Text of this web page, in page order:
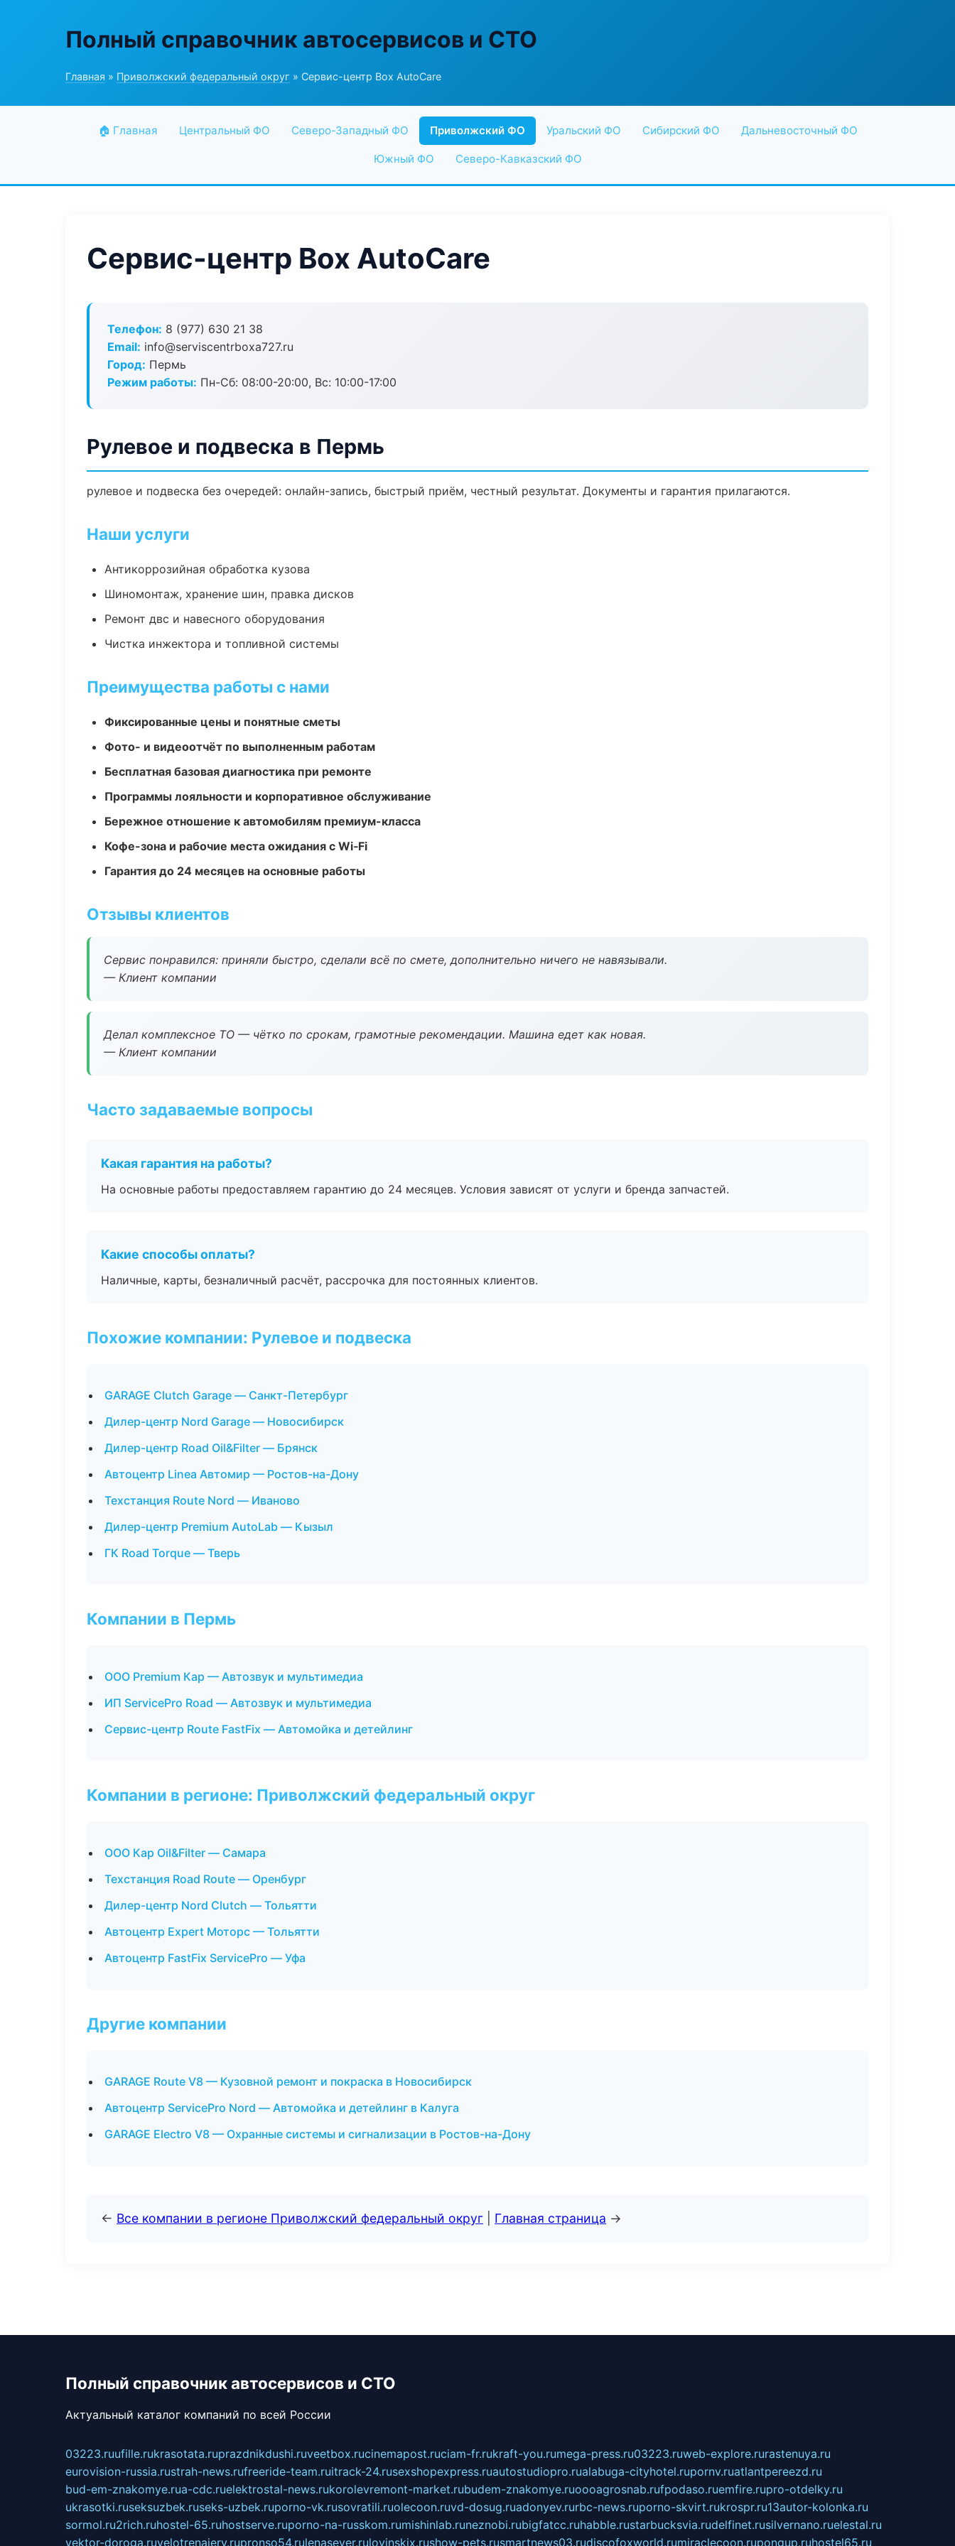
Полный справочник автосервисов и СТО
Главная » Приволжский федеральный округ » Сервис-центр Box AutoCare
🏠 Главная Центральный ФО Северо-Западный ФО Приволжский ФО Уральский ФО Сибирский ФО Дальневосточный ФО
Южный ФО Северо-Кавказский ФО
Сервис-центр Box AutoCare
Телефон: 8 (977) 630 21 38
Email: info@serviscentrboxa727.ru
Город: Пермь
Режим работы: Пн-Сб: 08:00-20:00, Вс: 10:00-17:00
Рулевое и подвеска в Пермь
рулевое и подвеска без очередей: онлайн-запись, быстрый приём, честный результат. Документы и гарантия прилагаются.
Наши услуги
Антикоррозийная обработка кузова
Шиномонтаж, хранение шин, правка дисков
Ремонт двс и навесного оборудования
Чистка инжектора и топливной системы
Преимущества работы с нами
Фиксированные цены и понятные сметы
Фото- и видеоотчёт по выполненным работам
Бесплатная базовая диагностика при ремонте
Программы лояльности и корпоративное обслуживание
Бережное отношение к автомобилям премиум-класса
Кофе-зона и рабочие места ожидания с Wi‑Fi
Гарантия до 24 месяцев на основные работы
Отзывы клиентов
Сервис понравился: приняли быстро, сделали всё по смете, дополнительно ничего не навязывали.
— Клиент компании
Делал комплексное ТО — чётко по срокам, грамотные рекомендации. Машина едет как новая.
— Клиент компании
Часто задаваемые вопросы
Какая гарантия на работы?
На основные работы предоставляем гарантию до 24 месяцев. Условия зависят от услуги и бренда запчастей.
Какие способы оплаты?
Наличные, карты, безналичный расчёт, рассрочка для постоянных клиентов.
Похожие компании: Рулевое и подвеска
GARAGE Clutch Garage — Санкт-Петербург
Дилер-центр Nord Garage — Новосибирск
Дилер-центр Road Oil&Filter — Брянск
Автоцентр Linea Автомир — Ростов-на-Дону
Техстанция Route Nord — Иваново
Дилер-центр Premium AutoLab — Кызыл
ГК Road Torque — Тверь
Компании в Пермь
ООО Premium Кар — Автозвук и мультимедиа
ИП ServicePro Road — Автозвук и мультимедиа
Сервис-центр Route FastFix — Автомойка и детейлинг
Компании в регионе: Приволжский федеральный округ
ООО Кар Oil&Filter — Самара
Техстанция Road Route — Оренбург
Дилер-центр Nord Clutch — Тольятти
Автоцентр Expert Моторс — Тольятти
Автоцентр FastFix ServicePro — Уфа
Другие компании
GARAGE Route V8 — Кузовной ремонт и покраска в Новосибирск
Автоцентр ServicePro Nord — Автомойка и детейлинг в Калуга
GARAGE Electro V8 — Охранные системы и сигнализации в Ростов-на-Дону
← Все компании в регионе Приволжский федеральный округ Главная страница →
Полный справочник автосервисов и СТО
Актуальный каталог компаний по всей России
03223.ruufille.rukrasotata.ruprazdnikdushi.ruveetbox.rucinemapost.ruciam-fr.rukraft-you.rumega-press.ru03223.ruweb-explore.rurastenuya.ru
eurovision-russia.rustrah-news.rufreeride-team.ruitrack-24.rusexshopexpress.ruautostudiopro.rualabuga-cityhotel.rupornv.ruatlantpereezd.ru
bud-em-znakomye.rua-cdc.ruelektrostal-news.rukorolevremont-market.rubudem-znakomye.ruoooagrosnab.rufpodaso.ruemfire.rupro-otdelky.ru
ukrasotki.ruseksuzbek.ruseks-uzbek.ruporno-vk.rusovratili.ruolecoon.ruvd-dosug.ruadonyev.rurbc-news.ruporno-skvirt.rukrospr.ru13autor-kolonka.ru
sormol.ru2rich.ruhostel-65.ruhostserve.ruporno-na-russkom.rumishinlab.runeznobi.rubigfatcc.ruhabble.rustarbucksvia.rudelfinet.rusilvernano.ruelestal.ru
vektor-doroga.ruvelotrenajery.rupronso54.rulenasever.rulovinskix.rushow-pets.rusmartnews03.rudiscofoxworld.rumiraclecoon.rupongup.ruhostel65.ru